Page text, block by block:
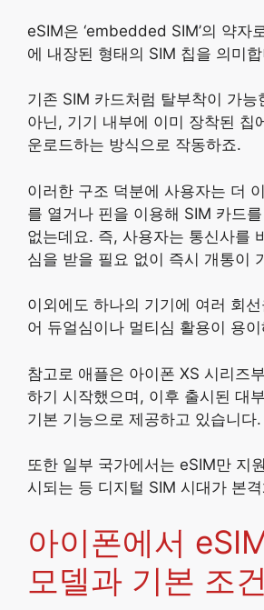
eSIM은 ‘embedded SIM’의 약자
에 내장된 형태의 SIM 칩을 의미
기존 SIM 카드처럼 탈부착이 가능
아닌, 기기 내부에 이미 장착된 칩
운로드하는 방식으로 작동하죠.
이러한 구조 덕분에 사용자는 더
를 열거나 핀을 이용해 SIM 카드
없는데요. 즉, 사용자는 통신사를
심을 받을 필요 없이 즉시 개통이
이외에도 하나의 기기에 여러 회
어 듀얼심이나 멀티심 활용이 용
참고로 애플은 아이폰 XS 시리즈
하기 시작했으며, 이후 출시된 대
기본 기능으로 제공하고 있습니다.
또한 일부 국가에서는 eSIM만 지
시되는 등 디지털 SIM 시대가 본
아이폰에서
모델과 기본 조건